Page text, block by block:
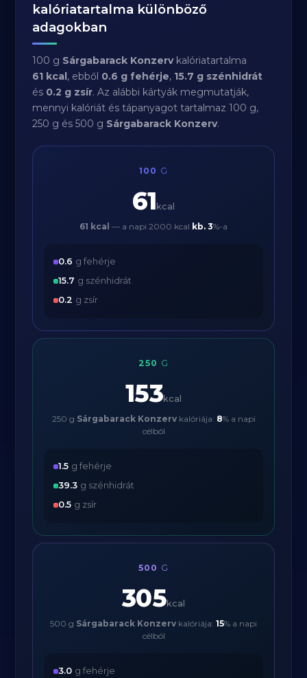
kalóriatartalma különböző
adagokban
100 g Sárgabarack Konzervkalóriatartalma
61 kcal, ebből 0.6 g fehérje, 15.7 g szénhidrát
és 0.2 g zsír. Az alábbi kártyák megmutatják,
mennyi kalóriát és tápanyagot tartalmaz 100 g,
250 g és 500 g Sárgabarack Konzerv.
100 G
61 kcal
61 kcal — a napi 2000 kcal kb. 3%-a
0.6 g fehérje
15.7 g szénhidrát
0.2 g zsír
250 G
153kcal
250 g Sárgabarack Konzervkalóriája: 8% a napi
célból
1.5 g fehérje
39.3 g szénhidrát
0.5 g zsír
500 G
305kcal
500 g Sárgabarack Konzerv kalóriája: 15% a napi
célból
3.0 g fehérje